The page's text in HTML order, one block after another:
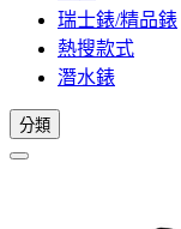
瑞士錶/精品錶
熱搜款式
潛水錶
分類